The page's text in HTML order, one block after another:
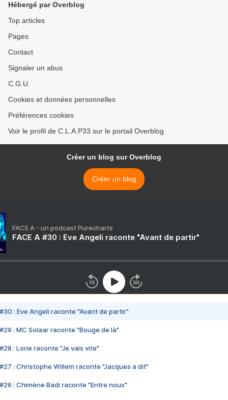
Hébergé par Overblog
Top articles
Pages
Contact
Signaler un abus
C.G.U.
Cookies et données personnelles
Préférences cookies
Voir le profil de C.L.A.P33 sur le portail Overblog
Créer un blog sur Overblog
Créer un blog
FACE A - un podcast Purecharts
FACE A #30 : Eve Angeli raconte "Avant de partir"
#30 : Eve Angeli raconte "Avant de partir"
#29 : MC Solaar raconte "Bouge de là"
#28 : Lorie raconte "Je vais vite"
#27 : Christophe Willem raconte "Jacques a dit"
#26 : Chimène Badi raconte "Entre nous"